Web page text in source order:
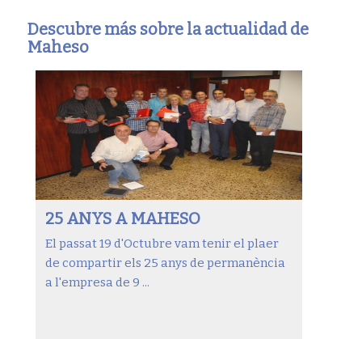
Descubre más sobre la actualidad de
Maheso
25 ANYS A MAHESO
El passat 19 d'Octubre vam tenir el plaer
de compartir els 25 anys de permanència
a l'empresa de 9 ...